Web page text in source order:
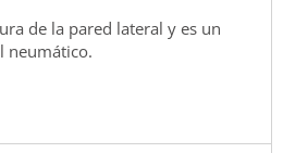
de la pared lateral y es un
neumático.